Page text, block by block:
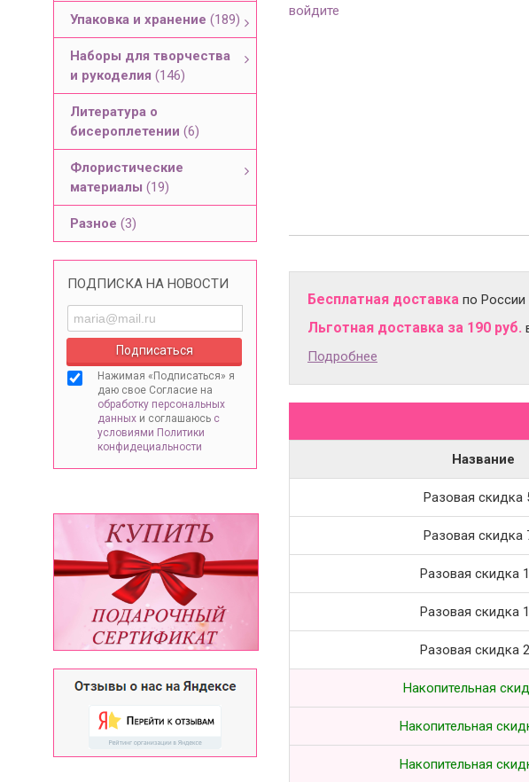
Упаковка и хранение (189)
Наборы для творчества
и рукоделия (146)
Литература о
бисероплетении (6)
Флористические
материалы (19)
Разное (3)
ПОДПИСКА НА НОВОСТИ
Нажимая «Подписаться» я
даю свое Согласие на
обработку персональных
данных и соглашаюсь с
условиями Политики
конфидециальности
войдите
Бесплатная доставка по России
Льготная доставка за 190 руб.
Подробнее
Название
Разовая скидка
Разовая скидка
Разовая скидка
Разовая скидка
Разовая скидка
Накопительная
Накопительная
Накопительная